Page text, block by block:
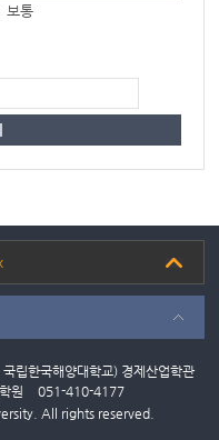
보통
립한국해양대학교) 경제산업학관
원
051-410-4177
All rights reserved.